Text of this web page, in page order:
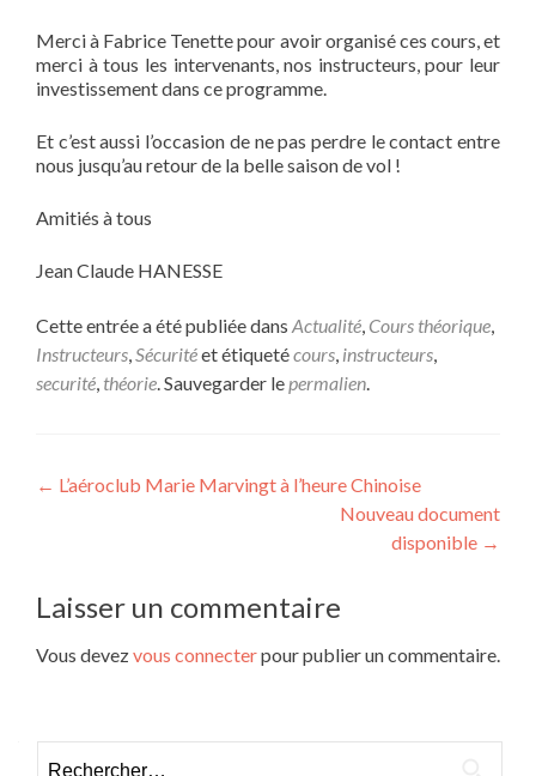
Merci à Fabrice Tenette pour avoir organisé ces cours, et
merci à tous les intervenants, nos instructeurs, pour leur
investissement dans ce programme.
Et c’est aussi l’occasion de ne pas perdre le contact entre
nous jusqu’au retour de la belle saison de vol !
Amitiés à tous
Jean Claude HANESSE
Cette entrée a été publiée dans Actualité, Cours théorique,
Instructeurs,Sécuritéet étiquetécours, instructeurs,
securité, théorie. Sauvegarder lepermalien.
Navigation
← L’aéroclub Marie Marvingt à l’heure Chinoise
Nouveau document
disponible →
Laisser un commentaire
Vous devezvous connecterpour publier un commentaire.